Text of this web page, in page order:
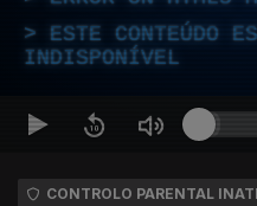
ESTE CONTEÚDO
INDISPONÍVEL
CONTROLO PARENTAL